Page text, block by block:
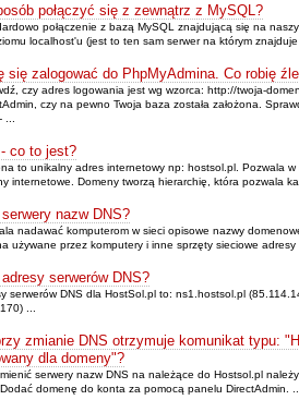
połączyć się z zewnątrz z MySQL?
połączenie z bazą MySQL znajdującą się na
localhost'u (jest to ten sam serwer na którym znajduje
się zalogować do PhpMyAdmina. Co robię
czy adres logowania jest wg wzorca: http://twoja-
czy na pewno Twoja baza została założona.
co to jest?
to unikalny adres internetowy np: hostsol.pl. Pozwala w
internetowe. Domeny tworzą hierarchię, która pozwala
nazw DNS?
nadawać komputerom w sieci opisowe nazwy
używane przez komputery i inne sprzęty sieciowe adresy
serwerów DNS?
serwerów DNS dla HostSol.pl to: ns1.hostsol.pl
...
zmianie DNS otrzymuje komunikat typu:
dla domeny"?
serwery nazw DNS na należące do Hostsol.pl
domenę do konta za pomocą panelu DirectAdmin. ...